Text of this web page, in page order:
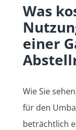
Was
einer
Wie Sie
für den
beträchtlich